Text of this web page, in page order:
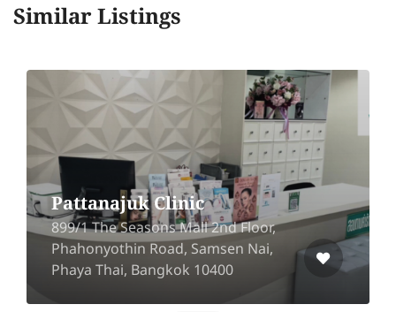
Similar Listings
Pattanajuk Clinic
899/1 The Seasons Mall 2nd Floor,
Phahonyothin Road, Samsen Nai,
Phaya Thai, Bangkok 10400